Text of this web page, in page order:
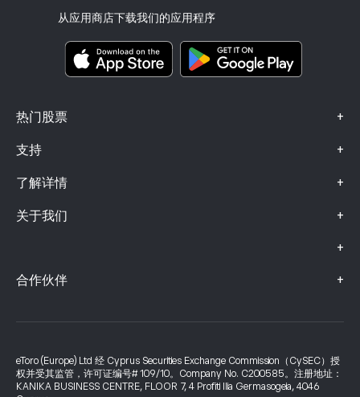
从应用商店下载我们的应用程序
热门股票 +
支持 +
了解详情 +
关于我们 +
+
关键信息文档
投诉信息（FCA 客户）
合作伙伴 +
投资保险
eToro (Europe) Ltd 经 Cyprus Securities Exchange Commission（CySEC）授
权并受其监管，许可证编号# 109/10。Company No. C200585。注册地址：
KANIKA BUSINESS CENTRE, FLOOR 7, 4 Profiti Ilia Germasogeia, 4046